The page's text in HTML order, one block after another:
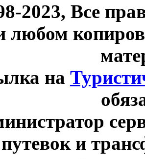
2023, Все
любом
на
и